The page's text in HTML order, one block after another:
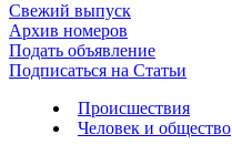
Свежий выпуск
Архив номеров
Подать объявление
Подписаться на Статьи
Происшествия
Человек и общество